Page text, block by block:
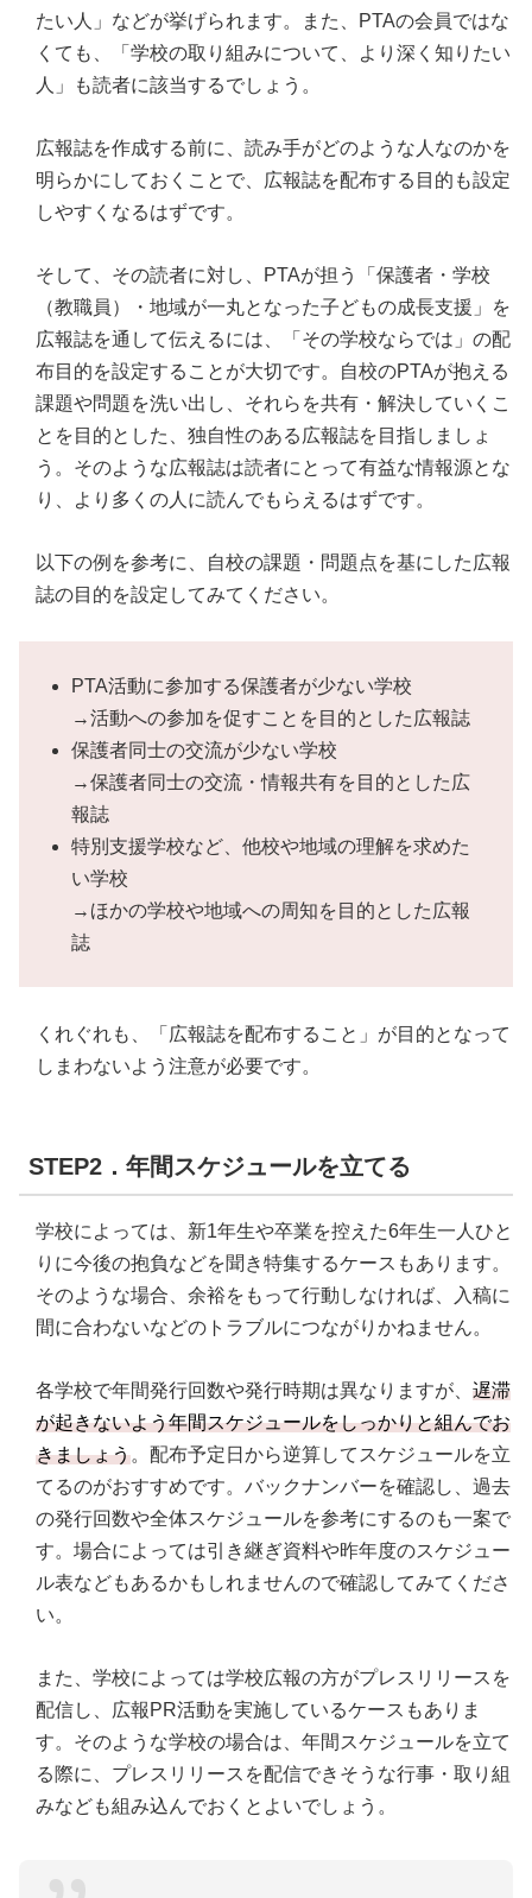
たい人」などが挙げられます。また、PTAの会員ではな
くても、「学校の取り組みについて、より深く知りたい
人」も読者に該当するでしょう。
広報誌を作成する前に、読み手がどのような人なのかを
明らかにしておくことで、広報誌を配布する目的も設定
しやすくなるはずです。
そして、その読者に対し、PTAが担う「保護者・学校
（教職員）・地域が一丸となった子どもの成長支援」を
広報誌を通して伝えるには、「その学校ならでは」の配
布目的を設定することが大切です。自校のPTAが抱える
課題や問題を洗い出し、それらを共有・解決していくこ
とを目的とした、独自性のある広報誌を目指しましょ
う。そのような広報誌は読者にとって有益な情報源とな
り、より多くの人に読んでもらえるはずです。
以下の例を参考に、自校の課題・問題点を基にした広報
誌の目的を設定してみてください。
PTA活動に参加する保護者が少ない学校
→活動への参加を促すことを目的とした広報誌
保護者同士の交流が少ない学校
→保護者同士の交流・情報共有を目的とした広
報誌
特別支援学校など、他校や地域の理解を求めた
い学校
→ほかの学校や地域への周知を目的とした広報
誌
くれぐれも、「広報誌を配布すること」が目的となって
しまわないよう注意が必要です。
STEP2．年間スケジュールを立てる
学校によっては、新1年生や卒業を控えた6年生一人ひと
りに今後の抱負などを聞き特集するケースもあります。
そのような場合、余裕をもって行動しなければ、入稿に
間に合わないなどのトラブルにつながりかねません。
各学校で年間発行回数や発行時期は異なりますが、 遅滞
が起きないよう年間スケジュールをしっかりと組んでお
きましょう。配布予定日から逆算してスケジュールを立
てるのがおすすめです。バックナンバーを確認し、過去
の発行回数や全体スケジュールを参考にするのも一案で
す。場合によっては引き継ぎ資料や昨年度のスケジュー
ル表などもあるかもしれませんので確認してみてくださ
い。
また、学校によっては学校広報の方がプレスリリースを
配信し、広報PR活動を実施しているケースもありま
す。そのような学校の場合は、年間スケジュールを立て
る際に、プレスリリースを配信できそうな行事・取り組
みなども組み込んでおくとよいでしょう。